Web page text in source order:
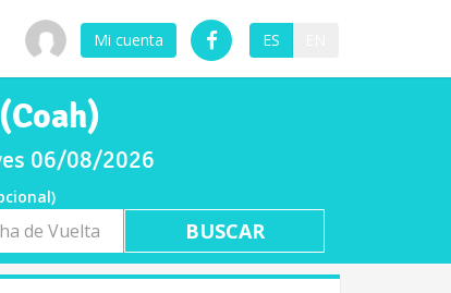
Mi cuenta ES
06/08/2026